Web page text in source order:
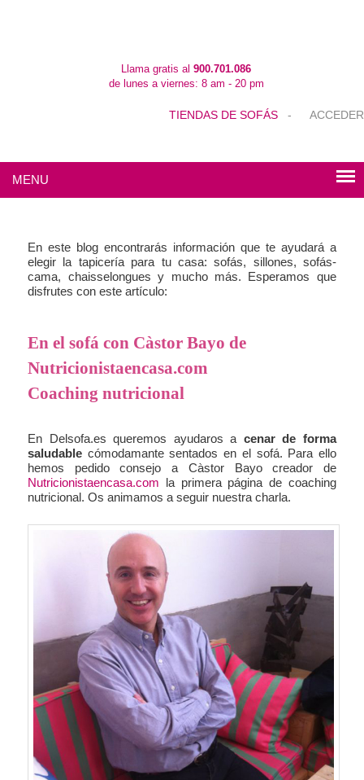
Llama gratis al 900.701.086
de lunes a viernes: 8 am - 20 pm
TIENDAS DE SOFÁS - ACCEDER
MENU
En este blog encontrarás información que te ayudará a
elegir la tapicería para tu casa: sofás, sillones, sofás-
cama, chaisselongues y mucho más. Esperamos que
disfrutes con este artículo:
En el sofá con Càstor Bayo de
Nutricionistaencasa.com
Coaching nutricional
En Delsofa.es queremos ayudaros a cenar de forma
saludable cómodamante sentados en el sofá. Para ello
hemos pedido consejo a Càstor Bayo creador de
Nutricionistaencasa.com la primera página de coaching
nutricional. Os animamos a seguir nuestra charla.